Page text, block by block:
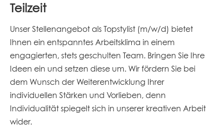
Teilzeit
Unser Stellenangebot als Topstylist (m/w/d) bietet
Ihnen ein entspanntes Arbeitsklima in einem
engagierten, stets geschulten Team. Bringen Sie Ihre
Ideen ein und setzen diese um. Wir fördern Sie bei
dem Wunsch der Weiterentwicklung Ihrer
individuellen Stärken und Vorlieben, denn
Individualität spiegelt sich in unserer kreativen Arbeit
wider.